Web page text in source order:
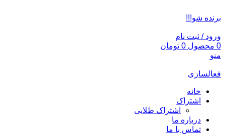
برنده شو!!!
ورود / ثبت نام
0 محصول 0 تومان
منو
فعالسازی
خانه
اشتراک
اشتراک طلایی
درباره ما
تماس با ما